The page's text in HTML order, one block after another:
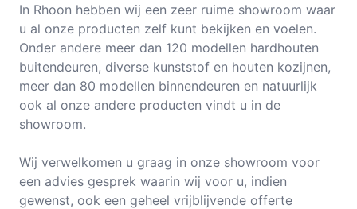
In Rhoon hebben wij een zeer ruime showroom waar
u al onze producten zelf kunt bekijken en voelen.
Onder andere meer dan 120 modellen hardhouten
buitendeuren, diverse kunststof en houten kozijnen,
meer dan 80 modellen binnendeuren en natuurlijk
ook al onze andere producten vindt u in de
showroom.
Wij verwelkomen u graag in onze showroom voor
een advies gesprek waarin wij voor u, indien
gewenst, ook een geheel vrijblijvende offerte